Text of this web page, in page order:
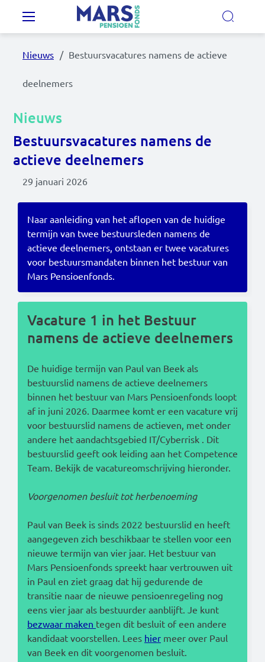
Overslaan en naar de inhoud gaan
Onze regelingen
MijnMarsPensioen
Nieuws
Documenten
Contact
Read this in:English
Nieuws Bestuursvacatures namens de actieve
deelnemers
Nieuws
Bestuursvacatures namens de
actieve deelnemers
29 januari 2026
Naar aanleiding van het aflopen van de huidige
termijn van twee bestuursleden namens de
actieve deelnemers, ontstaan er twee vacatures
voor bestuursmandaten binnen het bestuur van
Mars Pensioenfonds.
Vacature 1 in het Bestuur
namens de actieve deelnemers
De huidige termijn van Paul van Beek als
bestuurslid namens de actieve deelnemers
binnen het bestuur van Mars Pensioenfonds loopt
af in juni 2026. Daarmee komt er een vacature vrij
voor bestuurslid namens de actieven, met onder
andere het aandachtsgebied IT/Cyberrisk . Dit
bestuurslid geeft ook leiding aan het Competence
Team. Bekijk de vacatureomschrijving hieronder.
Voorgenomen besluit tot herbenoeming
Paul van Beek is sinds 2022 bestuurslid en heeft
aangegeven zich beschikbaar te stellen voor een
nieuwe termijn van vier jaar. Het bestuur van
Mars Pensioenfonds spreekt haar vertrouwen uit
in Paul en ziet graag dat hij gedurende de
transitie naar de nieuwe pensioenregeling nog
eens vier jaar als bestuurder aanblijft. Je kunt
bezwaar maken tegen dit besluit of een andere
kandidaat voorstellen. Lees hier meer over Paul
van Beek en dit voorgenomen besluit.